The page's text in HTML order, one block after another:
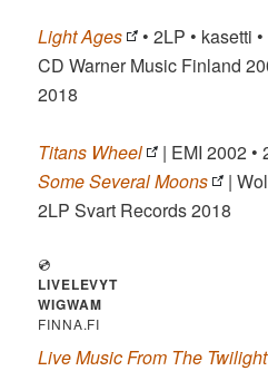
Light Ages
• 2LP • kasetti
CD Warner Music Finland
2018
Titans Wheel
| EMI 2002 •
Some Several Moons
|
2LP Svart Records 2018
💿
LIVELEVYT
WIGWAM
FINNA.FI
Live Music From The